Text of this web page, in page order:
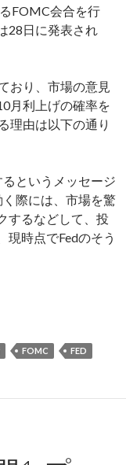
FOMC会合を行
28日に発表され
おり、市場の意見
月利上げの確率を
理由は以下の通り
というメッセージ
際には、市場を驚
するなどして、投
現時点でFedのそう
合でFedの利上げは
FOMC FED